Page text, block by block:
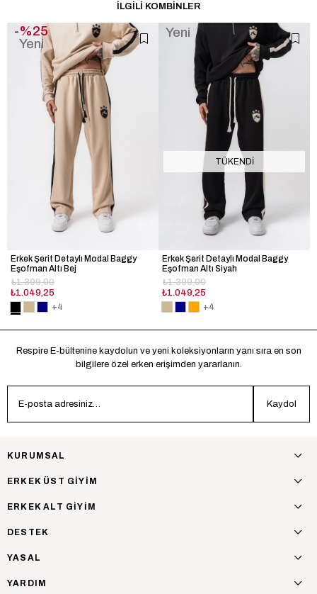
İLGILI KOMBINLER
Erkek Şerit Detaylı Modal Baggy
Eşofman Altı Bej
₺1.049,25
₺1.399,00
+4
%25
Yeni
Ürün
TÜKENDI
Erkek Şerit Detaylı Modal Baggy
Eşofman Altı Siyah
₺1.049,25
₺1.399,00
+4
Yeni
Respire E-bültenine kaydolun ve yeni koleksiyonların yanı sıra en son
bilgilere özel erken erişimden yararlanın.
Kaydol
KURUMSAL
ERKEK ÜST GİYİM
ERKEK ALT GİYİM
DESTEK
YASAL
YARDIM